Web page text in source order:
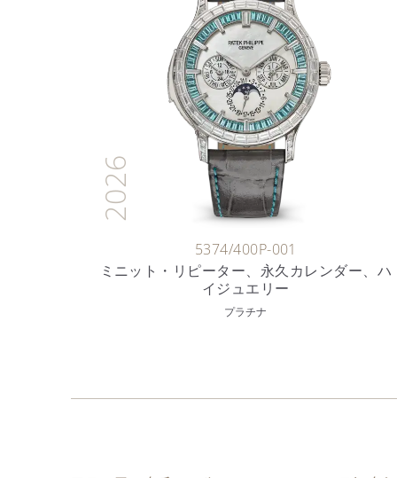
2026
5374/400P-001
ミニット・リピーター、永久カレンダー、ハ
イジュエリー
プラチナ